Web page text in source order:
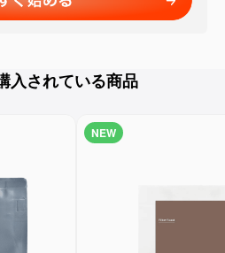
入されている商品
NEW